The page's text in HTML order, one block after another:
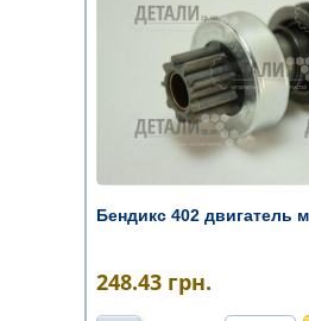
Бендикс 402 двигатель
248.43 грн.